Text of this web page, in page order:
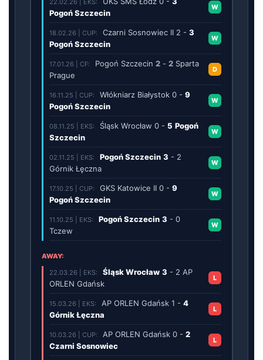
22.02.26 | EKS:
Pogoń Szczecin
W
18.02.26 | CUP: Czarni Sosnowiec II 2 - 3
Pogoń Szczecin
W
17.01.26 | CF: Pogoń Szczecin 2 - 2 Sparta
Prague
D
16.11.25 | CUP: Włókniarz Białystok 0 - 9
Pogoń Szczecin
W
08.11.25 | EKS: Śląsk Wrocław 0 - 5 Pogoń
Szczecin
W
02.11.25 | EKS: Pogoń Szczecin 3 - 2
Górnik Łęczna
W
17.10.25 | CUP: GKS Katowice II 0 - 9
Pogoń Szczecin
W
11.10.25 | EKS: Pogoń Szczecin 3 - 0
Tczew
W
AWAY:
22.03.26 | EKS:
Śląsk Wrocław 3 - 2 AP
ORLEN Gdańsk
L
15.03.26 | EKS: AP ORLEN Gdańsk 1 - 4
Górnik Łęczna
L
10.03.26 | CUP: AP ORLEN Gdańsk 0 - 2
Czarni Sosnowiec
L